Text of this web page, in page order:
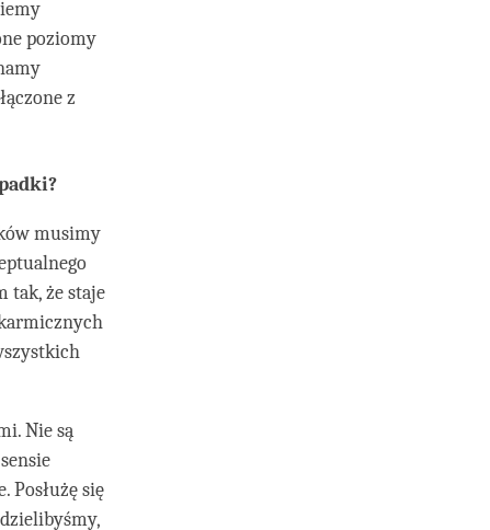
poziomy
z
musimy
tak, że staje
Nie są
Posłużę się